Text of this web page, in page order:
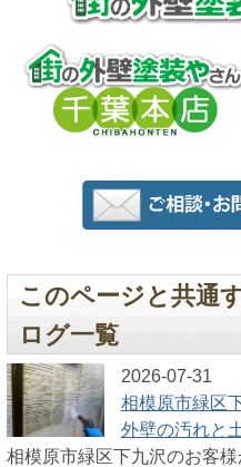
このページと共通
ログ一覧
2026-07-31
相模原市緑区
外壁の汚れと
相模原市緑区下九沢のお客